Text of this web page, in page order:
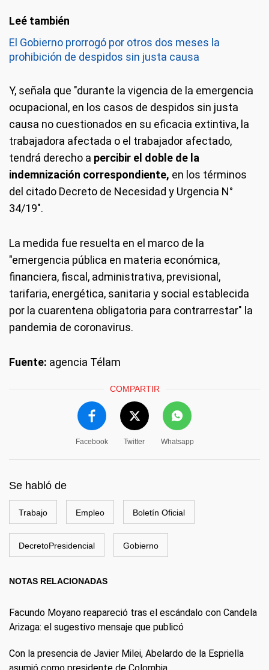
El Gobierno prorrogó por otros dos meses la
prohibición de despidos sin justa causa
Y, señala que "durante la vigencia de la emergencia
ocupacional, en los casos de despidos sin justa
causa no cuestionados en su eficacia extintiva, la
trabajadora afectada o el trabajador afectado,
tendrá derecho a percibir el doble de la
indemnización correspondiente, en los términos
del citado Decreto de Necesidad y Urgencia N°
34/19".
La medida fue resuelta en el marco de la
"emergencia pública en materia económica,
financiera, fiscal, administrativa, previsional,
tarifaria, energética, sanitaria y social establecida
por la cuarentena obligatoria para contrarrestar" la
pandemia de coronavirus.
Fuente: agencia Télam
COMPARTIR
Facebook Twitter Whatsapp
Se habló de
Trabajo Empleo Boletín Oficial
DecretoPresidencial Gobierno
NOTAS RELACIONADAS
Facundo Moyano reapareció tras el escándalo con Candela
Arizaga: el sugestivo mensaje que publicó
Con la presencia de Javier Milei, Abelardo de la Espriella